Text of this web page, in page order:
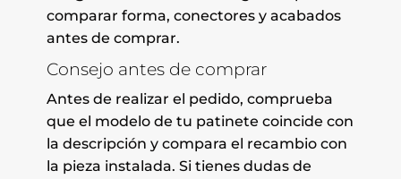
comparar forma, conectores y acabados
antes de comprar.
Consejo antes de comprar
Antes de realizar el pedido, comprueba
que el modelo de tu patinete coincide con
la descripción y compara el recambio con
la pieza instalada. Si tienes dudas de